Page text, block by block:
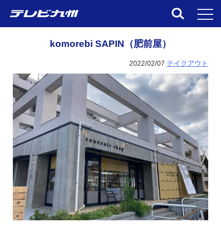
komorebi SAPIN（肥前屋）
2022/02/07 テイクアウト